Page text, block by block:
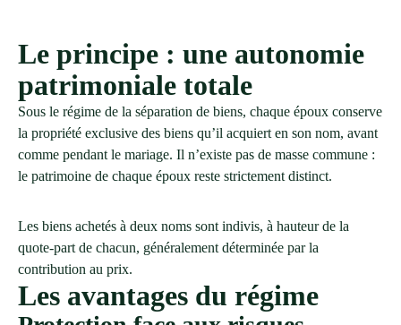
Le principe : une autonomie
patrimoniale totale
Sous le régime de la séparation de biens, chaque époux conserve
la propriété exclusive des biens qu’il acquiert en son nom, avant
comme pendant le mariage. Il n’existe pas de masse commune :
le patrimoine de chaque époux reste strictement distinct.
Les biens achetés à deux noms sont indivis, à hauteur de la
quote-part de chacun, généralement déterminée par la
contribution au prix.
Les avantages du régime